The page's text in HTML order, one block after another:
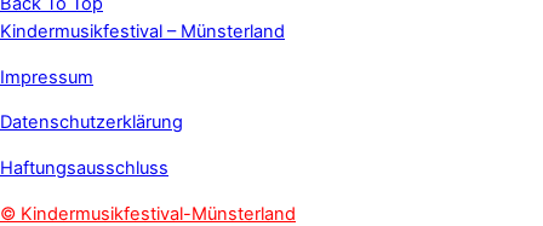
Kindermusikfestival – Münsterland
Impressum
Datenschutzerklärung
Haftungsausschluss
© Kindermusikfestival-Münsterland